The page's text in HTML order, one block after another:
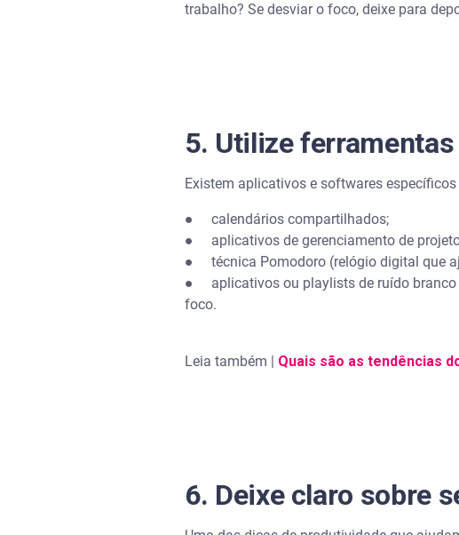
trabalho? Se desviar o foco, deixe para
5. Utilize
Existem aplicativos e softwares
● calendários compartilhados;
● aplicativos de gerenciamento de
● técnica Pomodoro (relógio digital que
● aplicativos ou playlists de ruído branco
foco.
Leia também | Quais são as tendências
6. Deixe claro sobre